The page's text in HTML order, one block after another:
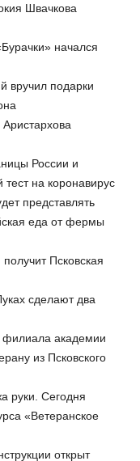
Швачкова
начался
вручил подарки
России и
на коронавирус
представлять
еда от фермы
Псковская
сделают два
филиала академии
из Псковского
руки. Сегодня
«Ветеранское
открыт